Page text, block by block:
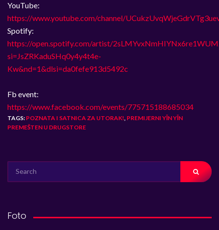
YouTube:
https://www.youtube.com/channel/
Spotify:
https://open.spotify.com/artist/
si=JsZRKaduSHq0y4y4t4e-
Kw&nd=1&dlsi=da0fefe913d5492c
Fb event:
https://www.facebook.com/events/775715188685034
TAGS: POZNATA I SATNICA ZA UTORAK!, PREMIJERNI YĪN YĪN
PREMEŠTEN U DRUGSTORE
FOR:
Foto